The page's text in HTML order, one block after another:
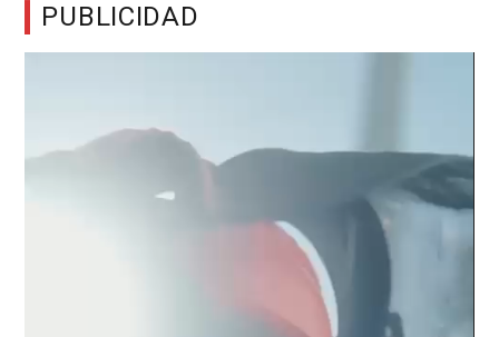
PUBLICIDAD